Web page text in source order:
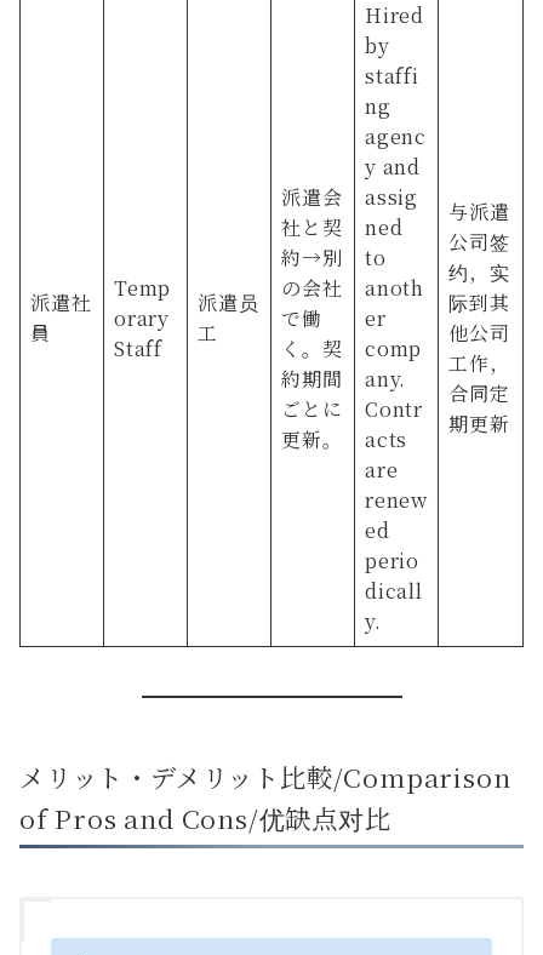
派遣社
員
Temp
orary
Staff
派遣员
工
派遣会
社と契
約→別
の会社
で働
く。契
約期間
ごとに
更新。
Hired
by
staffi
ng
agenc
y and
assig
ned
to
anoth
er
comp
any.
Contr
acts
are
renew
ed
perio
dicall
y.
与派遣
公司签
约，实
际到其
他公司
工作，
合同定
期更新
メリット・デメリット比較/Comparison
of Pros and Cons/优缺点对比